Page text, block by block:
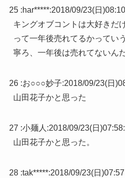
25 :har*****:2018/09/23(日
キングオブコントは大好きだ
って一年後売れてるかってい
寧ろ、一年後は売れてないん
26 :お○○○妙子:2018/09/23(日
山田花子かと思った
27 :小麺人 :2018/09/23(日
山田花子かと思った。
28 :tak*****:2018/09/23(日